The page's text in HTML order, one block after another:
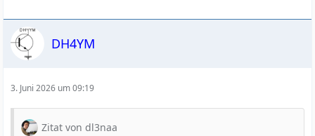
DH4YM
3. Juni 2026 um 09:19
Zitat von dl3naa